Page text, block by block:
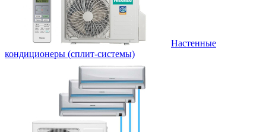
Настенные
кондиционеры (сплит-системы)